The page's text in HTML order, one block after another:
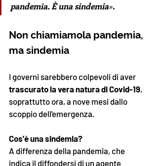
pandemia. È una sindemia».
Non chiamiamola pandemia,
ma sindemia
I governi sarebbero colpevoli di aver
trascurato la vera natura di Covid-19,
soprattutto ora, a nove mesi dallo
scoppio dell'emergenza.
Cos'è una sindemia?
A differenza della pandemia, che
indica il diffondersi di un agente